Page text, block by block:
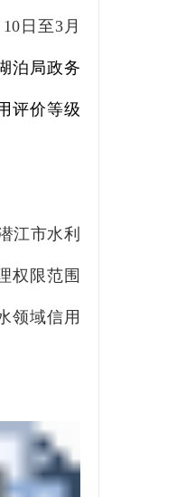
10 日至3 月
泊局政务
评价等级
江市水利
权限范围
领域信用